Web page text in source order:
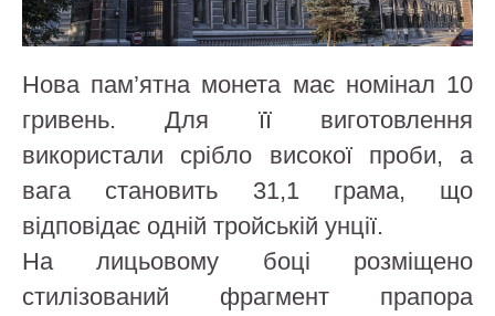
Нова пам’ятна монета має номінал 10
гривень. Для її виготовлення
використали срібло високої проби, а
вага становить 31,1 грама, що
відповідає одній тройській унції.
На лицьовому боці розміщено
стилізований фрагмент прапора